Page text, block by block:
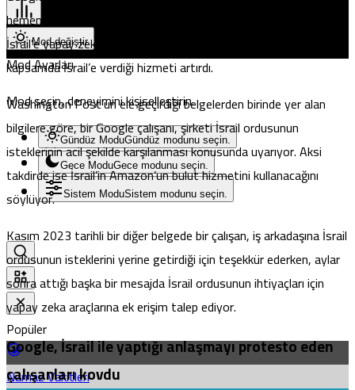
Mod değiştir
Mod Ayarları
Mod seçin, deneyimini kişiselleştirin.
Gündüz ModuGündüz modunu seçin.
Gece ModuGece modunu seçin.
Sistem ModuSistem modunu seçin.
Popüler
Namaz Vakitleri
hemen ardından İsrail ordusuyla çalışmaya başladı. Amazon ile
İsrail’e yapay zeka sağlama konusunda yarışa giren şirket, bu
kapsamda İsrail’e verdiği hizmeti artırdı.
Washington Post’un ele geçirdiği belgelerden birinde yer alan
bilgilere göre, bir Google çalışanı, şirketi İsrail ordusunun
isteklerinin acil şekilde karşılanması konusunda uyarıyor. Aksi
takdirde ise İsrail’in Amazon’un bulut hizmetini kullanacağını
söylüyor.
Kasım 2023 tarihli bir diğer belgede bir çalışan, iş arkadaşına İsrail
ordusunun isteklerini yerine getirdiği için teşekkür ederken, aylar
sonra attığı başka bir mesajda İsrail ordusunun ihtiyaçları için
yapay zeka araçlarına ek erişim talep ediyor.
Google, İsrail ile yaptığı anlaşmayı protesto eden
çalışanları kovdu